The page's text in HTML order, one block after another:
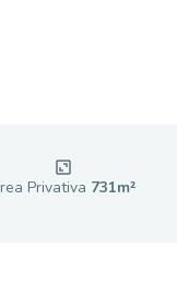
Privativa 731m²